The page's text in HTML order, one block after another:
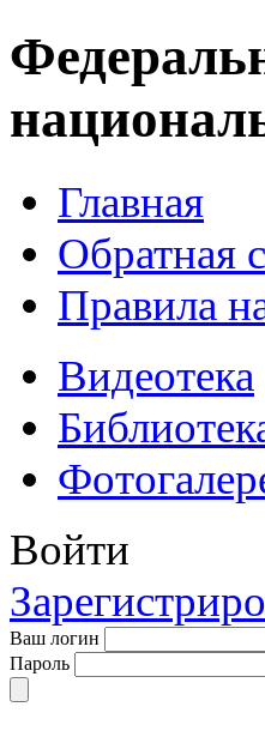
Главная
Обратная
Правила
Видеотека
Войти
Ваш логин
Пароль